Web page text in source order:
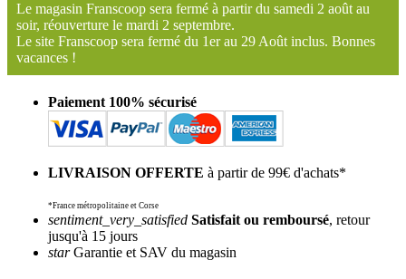
Le magasin Franscoop sera fermé à partir du samedi 2 août au
soir, réouverture le mardi 2 septembre.
Le site Franscoop sera fermé du 1er au 29 Août inclus. Bonnes
vacances !
Paiement 100% sécurisé
LIVRAISON OFFERTE à partir de 99€ d'achats*
*France métropolitaine et Corse
sentiment_very_satisfied Satisfait ou remboursé, retour
jusqu'à 15 jours
starGarantie et SAV du magasin